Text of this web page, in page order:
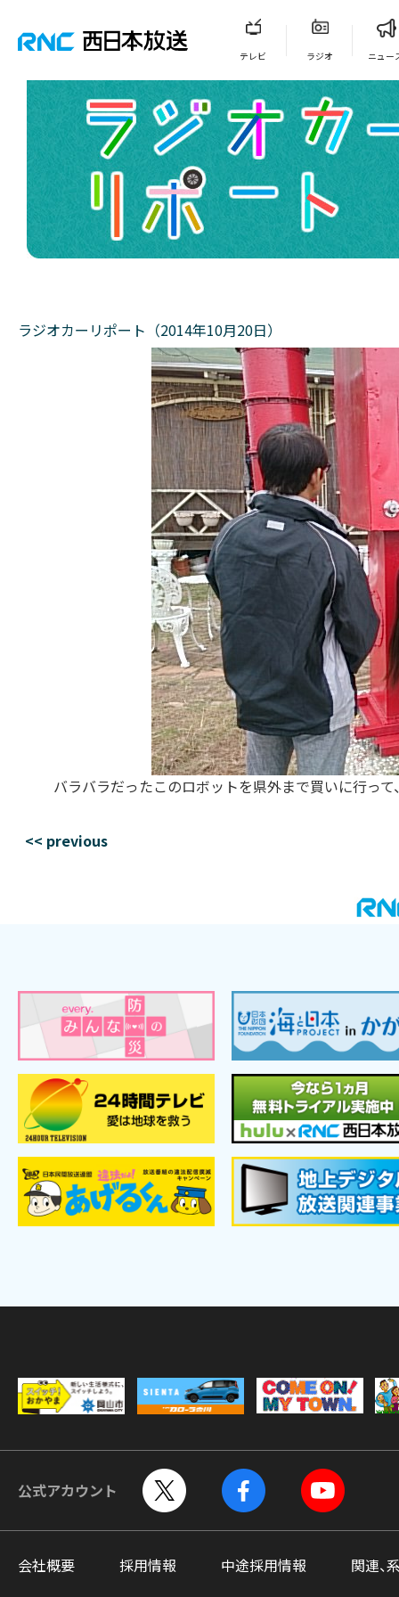
テレビ ラジオ ニュー
ラジオカーリポート（2014年10月20日）
バラバラだったこのロボットを県外まで買いに行っ
<< previous
公式アカウント
会社概要 採用情報 中途採用情報 関連、